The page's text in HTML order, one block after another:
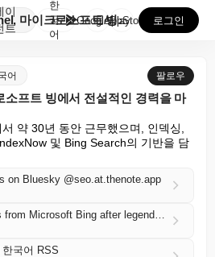
이
트
Fabrice Canel, 마이크로소프트 빙에서 전설적...
한
국
어
GooglePlay
AppStore 로그인
어 팔로우
소프트 빙에서 전설적인 경력을 마
약 30년 동안 근무했으며, 인덱싱,
및 Bing Search의 기반을 담
on Bluesky @seo.at.thenote.app
Fabrice Canel retires from Microsoft Bing after legendary career
국어 RSS